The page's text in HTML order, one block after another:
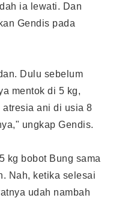
ia lewati. Dan
Gendis pada
Dulu sebelum
mentok di 5 kg,
ani di usia 8
ungkap Gendis.
kg bobot Bung sama
Nah, ketika selesai
udah nambah